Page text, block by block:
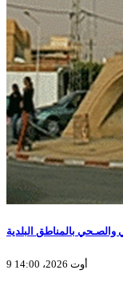
والصـحي بالمناطق البلدية
9 أوت 2026، 14:00